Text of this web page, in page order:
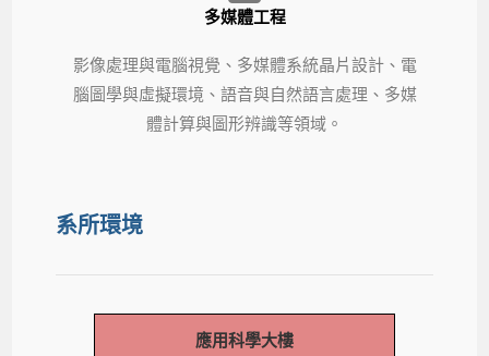
多媒體工程
影像處理與電腦視覺、多媒體系統晶片設計、電
腦圖學與虛擬環境、語音與自然語言處理、多媒
體計算與圖形辨識等領域。
系所環境
應用科學大樓